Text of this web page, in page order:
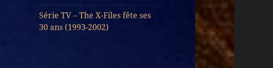
Série TV – The X-Files fête ses
30 ans (1993-2002)